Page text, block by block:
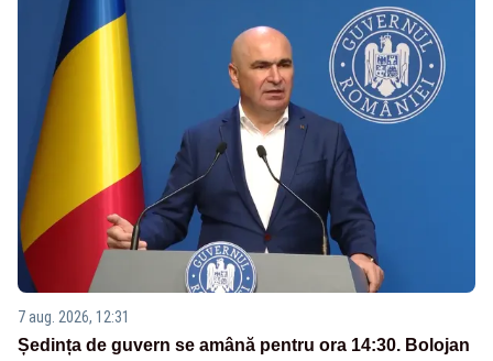
7 aug. 2026, 12:31
Ședința de guvern se amână pentru ora 14:30. Bolojan